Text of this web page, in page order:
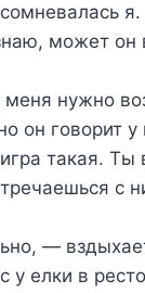
я.
может он
нужно
он говорит у
такая. Ты
с
—
у елки в